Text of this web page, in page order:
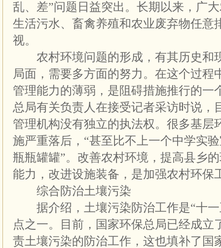
乱、差”问题日益突出。长期以来，广
生活污水、畜禽养殖和农业废弃物任意
视。
农村环境问题的形成，有其历史和
局面，需要多方面的努力。在这个过程
管理能力的薄弱，是阻碍措施推行的一
总局有关负责人在接受记者采访时说，
管理机构没有独立的执法权。很多基层
施严重落后，“甚至比不上一个中学实
瓶瓶罐罐”。改善农村环境，提高县乡
能力，改进设施装备，是加强农村环保
综合防治土壤污染
据介绍，土壤污染防治工作是“十一
点之一。目前，国家环保总局已经成立
责土壤污染的防治工作，这也填补了国